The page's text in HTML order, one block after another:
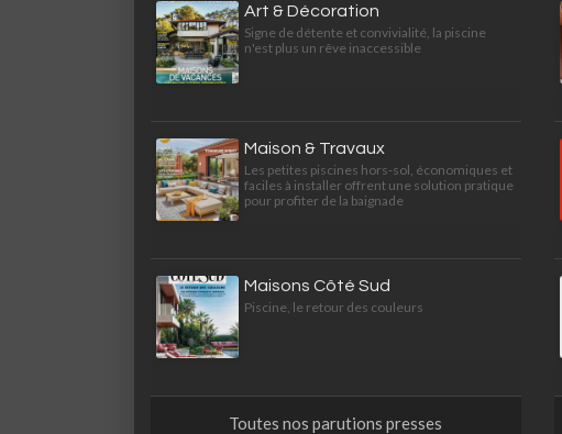
Art & Décoration
Signe de détente et convivialité, la piscine
n'est plus un rêve inaccessible
Maison & Travaux
Les petites piscines hors-sol, économiques et
faciles à installer offrent une solution pratique
pour profiter de la baignade
Maisons Côté Sud
Piscine, le retour des couleurs
Toutes nos parutions presses